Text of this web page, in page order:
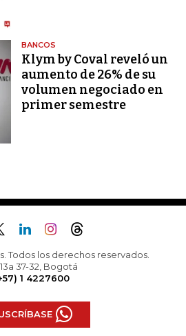
BANCOS
Klym by Coval reveló un
aumento de 26% de su
volumen negociado en
primer semestre
Todos los derechos reservados.
37-32, Bogotá
1 4227600